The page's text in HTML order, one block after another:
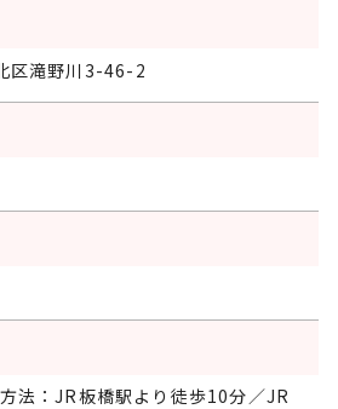
区滝野川3-46-2
法：JR板橋駅より徒歩10分／JR